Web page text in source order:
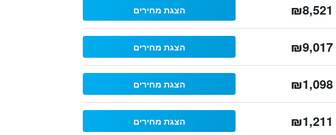
₪8,521 הצגת מחירים
₪9,017 הצגת מחירים
₪1,098 הצגת מחירים
₪1,211 הצגת מחירים